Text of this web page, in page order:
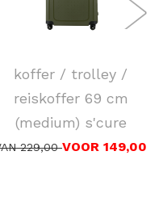
koffer / trolley /
reiskoffer 69 cm
(medium) s'cure
229,00VOOR 149,00